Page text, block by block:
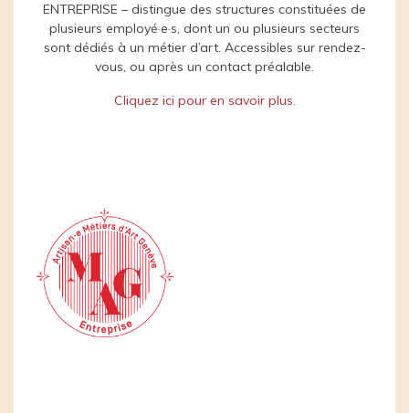
ENTREPRISE – distingue des structures constituées de
plusieurs employé·e·s, dont un ou plusieurs secteurs
sont dédiés à un métier d’art. Accessibles sur rendez-
vous, ou après un contact préalable.
Cliquez ici pour en savoir plus.